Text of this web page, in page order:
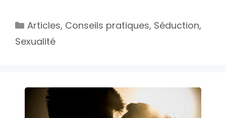
Catégories
Articles, Conseils pratiques, Séduction,
Sexualité